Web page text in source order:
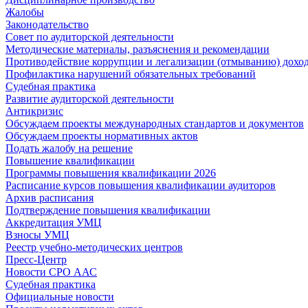
Жалобы
Законодательство
Совет по аудиторской деятельности
Методические материалы, разъяснения и рекомендации
Противодействие коррупции и легализации (отмыванию)
Профилактика нарушений обязательных требований
Судебная практика
Развитие аудиторской деятельности
Антикризис
Обсуждаем проекты международных стандартов и документов
Обсуждаем проекты нормативных актов
Подать жалобу на решение
Повышение квалификации
Программы повышения квалификации 2026
Расписание курсов повышения квалификации аудиторов
Архив расписания
Подтверждение повышения квалификации
Аккредитация УМЦ
Взносы УМЦ
Реестр учебно-методических центров
Пресс-Центр
Новости СРО ААС
Судебная практика
Официальные новости